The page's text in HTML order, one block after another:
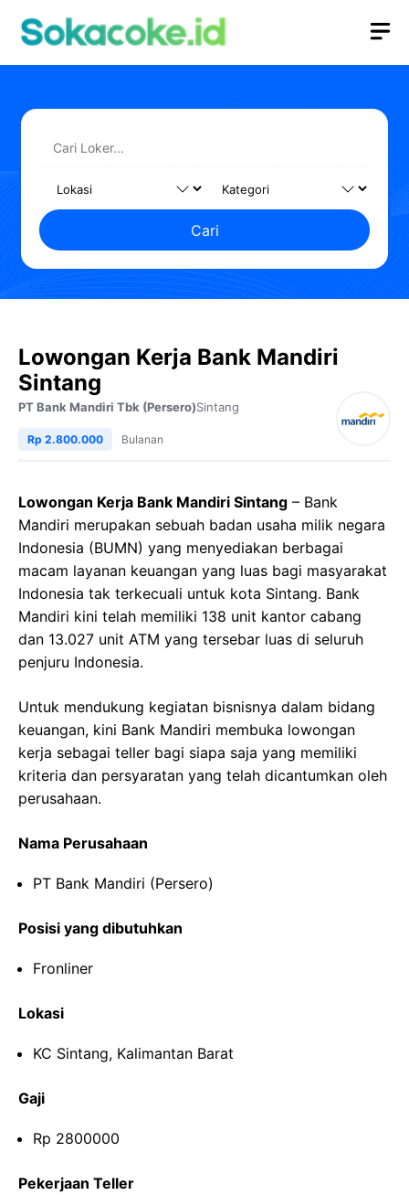
Cari
Lowongan Kerja Bank Mandiri
Sintang
PT Bank Mandiri Tbk (Persero)Sintang
Rp 2.800.000 Bulanan
Lowongan Kerja Bank Mandiri Sintang – Bank
Mandiri merupakan sebuah badan usaha milik negara
Indonesia (BUMN) yang menyediakan berbagai
macam layanan keuangan yang luas bagi masyarakat
Indonesia tak terkecuali untuk kota Sintang. Bank
Mandiri kini telah memiliki 138 unit kantor cabang
dan 13.027 unit ATM yang tersebar luas di seluruh
penjuru Indonesia.
Untuk mendukung kegiatan bisnisnya dalam bidang
keuangan, kini Bank Mandiri membuka lowongan
kerja sebagai teller bagi siapa saja yang memiliki
kriteria dan persyaratan yang telah dicantumkan oleh
perusahaan.
Nama Perusahaan
PT Bank Mandiri (Persero)
Posisi yang dibutuhkan
Fronliner
Lokasi
KC Sintang, Kalimantan Barat
Gaji
Rp 2800000
Pekerjaan Teller